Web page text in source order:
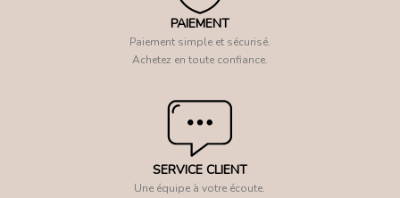
PAIEMENT
Paiement simple et sécurisé.
Achetez en toute confiance.
SERVICE CLIENT
Une équipe à votre écoute.